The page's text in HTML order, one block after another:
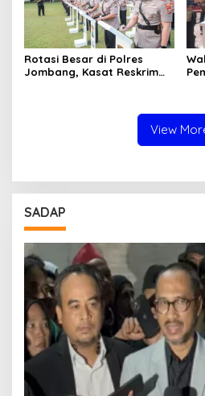
Rotasi Besar di Polres
Jombang, Kasat Reskrim
View
SADAP